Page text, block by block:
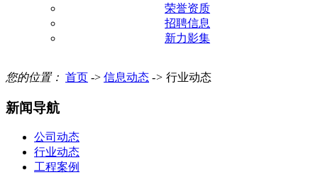
荣誉资质
招聘信息
新力影集
您的位置： 首页 -> 信息动态 -> 行业动态
新闻导航
公司动态
行业动态
工程案例